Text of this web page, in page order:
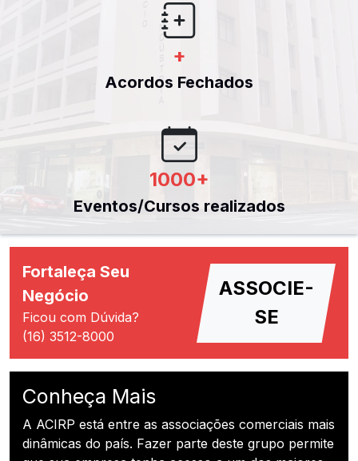
+
Acordos Fechados
1000+
Eventos/Cursos realizados
Fortaleça Seu
Negócio
Ficou com Dúvida?
(16) 3512-8000
ASSOCIE-
SE
Conheça Mais
A ACIRP está entre as associações comerciais mais
dinâmicas do país. Fazer parte deste grupo permite